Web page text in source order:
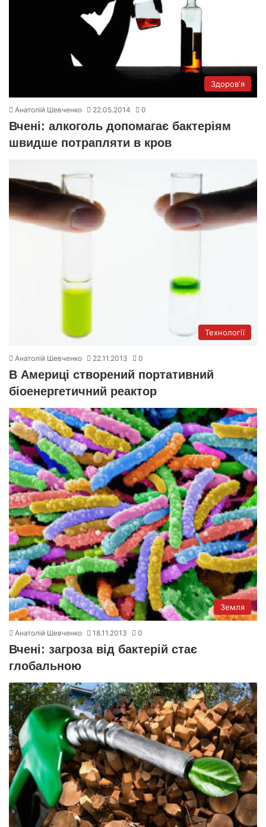
Здоров'я
Анатолій Шевченко 22.05.2014 0
Вчені: алкоголь допомагає бактеріям
швидше потрапляти в кров
Технології
Анатолій Шевченко 22.11.2013 0
В Америці створений портативний
біоенергетичний реактор
Земля
Анатолій Шевченко 18.11.2013 0
Вчені: загроза від бактерій стає
глобальною